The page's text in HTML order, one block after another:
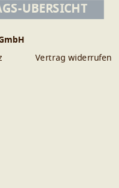
ÜBERSICHT
Vertrag widerrufen